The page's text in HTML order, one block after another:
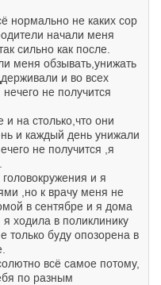
нормально не каких сор
начали меня
сильно как после.
меня обзывать,унижать
и во всех
не получится
на столько,что они
и каждый день унижали
не получится ,я
и я
,но к врачу меня не
в сентябре и я дома
ходила в поликлинику
только буду опозорена в
всё самое потому,
по разным